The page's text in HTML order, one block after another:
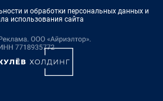
и обработки персональных данных и
использования сайта